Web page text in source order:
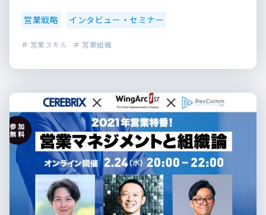
営業戦略 インタビュー・セミナー
# 営業スキル # 営業組織